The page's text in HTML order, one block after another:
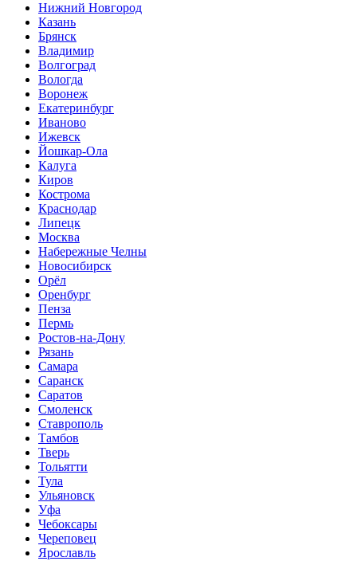
Нижний Нoвгород
Казань
Брянск
Владимир
Волгоград
Вологда
Воронеж
Екатеринбург
Иваново
Ижевск
Йошкар-Ола
Калуга
Киров
Кострома
Краснодар
Липецк
Москва
Набережные Челны
Новосибирск
Орёл
Оренбург
Пенза
Пермь
Ростов-на-Дону
Рязань
Самара
Саранск
Саратов
Смоленск
Ставрополь
Тамбов
Тверь
Тольятти
Тула
Ульяновск
Уфа
Чебоксары
Череповец
Ярославль